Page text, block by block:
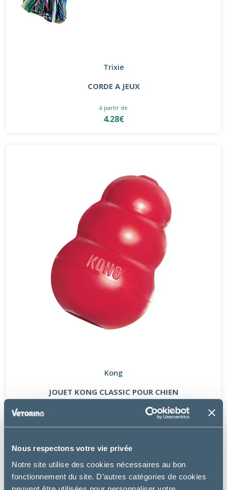
Nous respectons votre vie privée
Notre site utilise des cookies nécessaires au bon
fonctionnement du site. D’autres catégories de cookies
Trixie
CORDE A JEUX
à partir de
4.28€
Kong
JOUET KONG CLASSIC POUR CHIEN
7.49€